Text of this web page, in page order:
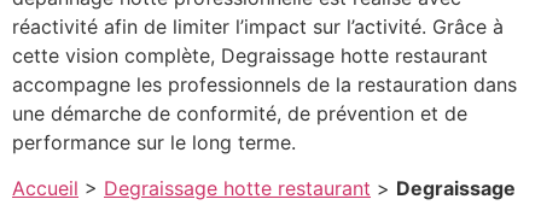
réactivité afin de limiter l’impact sur l’activité. Grâce à
cette vision complète, Degraissage hotte restaurant
accompagne les professionnels de la restauration dans
une démarche de conformité, de prévention et de
performance sur le long terme.
Accueil > Degraissage hotte restaurant > Degraissage